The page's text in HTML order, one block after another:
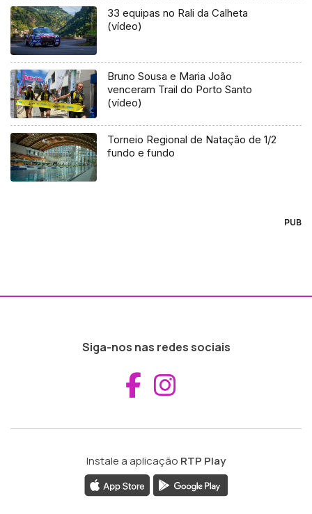
33 equipas no Rali da Calheta
(vídeo)
Bruno Sousa e Maria João
venceram Trail do Porto Santo
(vídeo)
Torneio Regional de Natação de 1/2
fundo e fundo
PUB
Siga-nos nas redes sociais
Aceder ao
Instale a aplicação RTP Play